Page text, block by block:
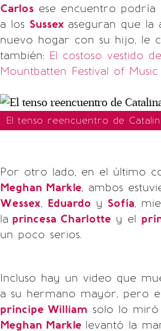
Carlos ese encuentro podría
a los Sussex aseguran que la
nuevo hogar con su hijo, le
también: El costoso vestido
Mountbatten Festival of Music
El tenso reencuentro de
Por otro lado, en el último
Meghan Markle, ambos
Wessex, Eduardo y Sofía,
la princesa Charlotte y el
un poco serios.
Incluso hay un video que
a su hermano mayor, pero
príncipe William solo lo miró
Meghan Markle levantó la